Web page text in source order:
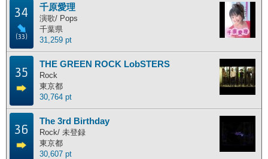
34
(33)
千原愛理
演歌/ Pops
千葉県
31,259 pt
35
THE GREEN ROCK LobSTERS
Rock
東京都
30,764 pt
36
The 3rd Birthday
Rock/ 未登録
東京都
30,607 pt